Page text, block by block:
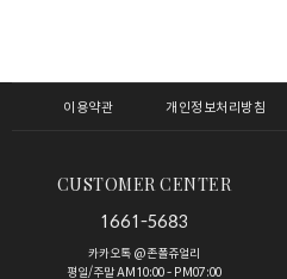
이용약관 개인정보처리방침
CUSTOMER CENTER
1661-5683
카카오톡 @존폴쥬얼리
평일/주말 AM10:00 - PM07:00